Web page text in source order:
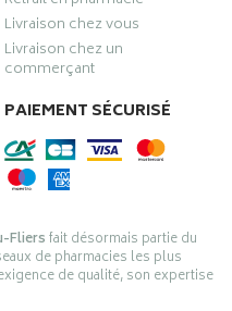
Livraison chez vous
Livraison chez un
commerçant
PAIEMENT SÉCURISÉ
Fliersfait désormais partie du
de pharmacies les plus
de qualité, son expertise